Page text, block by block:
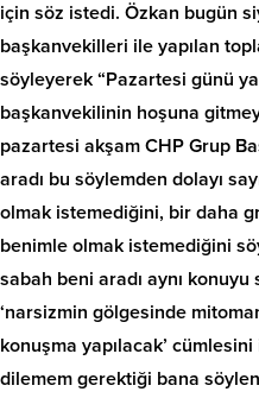
için söz istedi. Özkan bugün
başkanvekilleri ile yapılan
söyleyerek “Pazartesi günü
başkanvekilinin hoşuna
pazartesi akşam CHP Grup
aradı bu söylemden dolayı
olmak istemediğini, bir daha
benimle olmak istemediğini
sabah beni aradı aynı konuyu
‘narsizmin gölgesinde
konuşma yapılacak’
dilemem gerektiği bana